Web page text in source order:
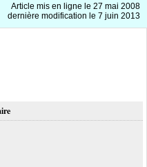
Article mis en ligne le 27 mai 2008
dernière modification le 7 juin 2013